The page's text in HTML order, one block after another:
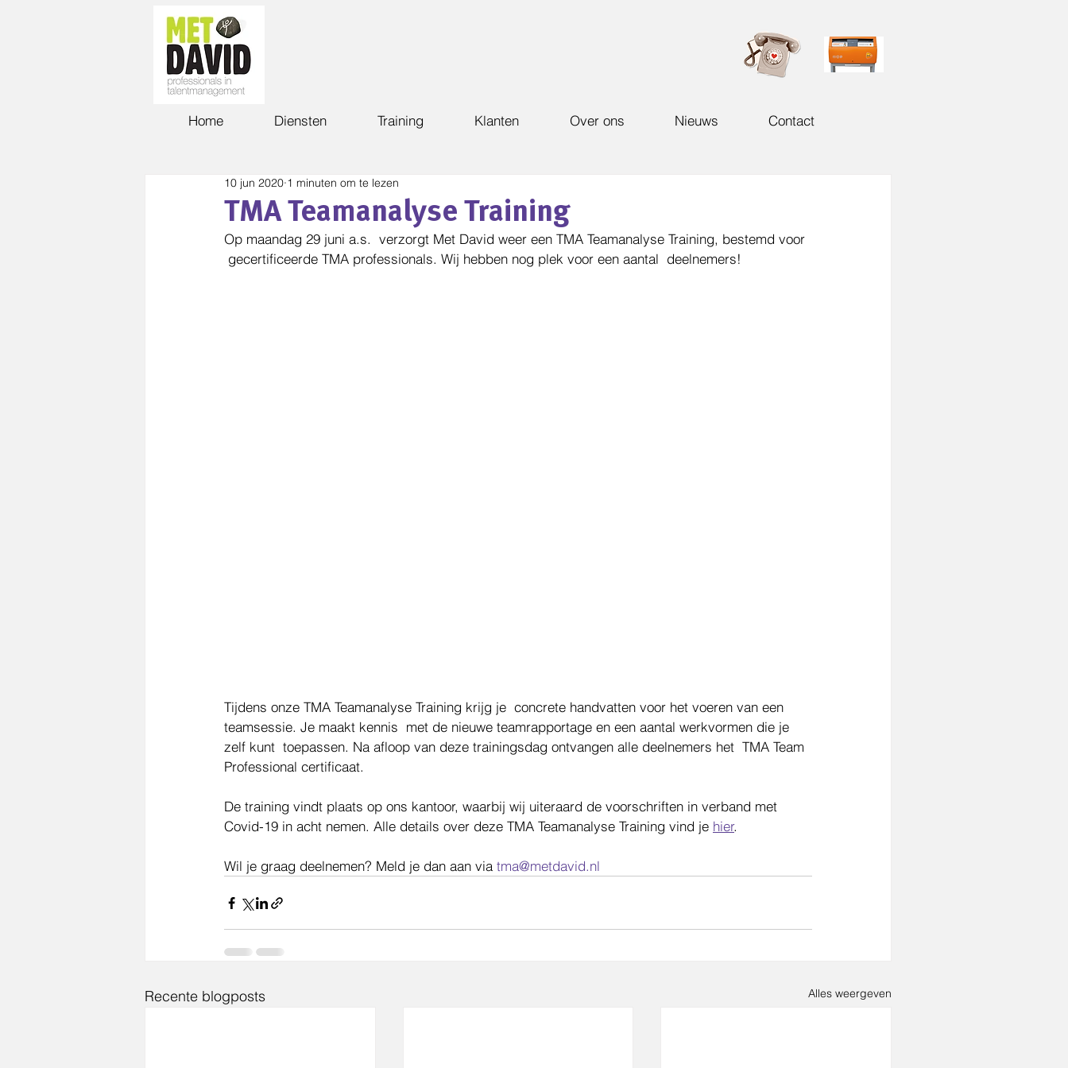
Home Diensten Training Klanten Over ons Nieuws Contact
TMA Teamanalyse Training
10 jun 2020 1 minuten om te lezen
Op maandag 29 juni a.s.  verzorgt Met David weer een TMA Teamanalyse Training, bestemd voor
gecertificeerde TMA professionals. Wij hebben nog plek voor een aantal  deelnemers!
Tijdens onze TMA Teamanalyse Training krijg je  concrete handvatten voor het voeren van een
teamsessie. Je maakt kennis  met de nieuwe teamrapportage en een aantal werkvormen die je
zelf kunt  toepassen. Na afloop van deze trainingsdag ontvangen alle deelnemers het  TMA Team
Professional certificaat.
De training vindt plaats op ons kantoor, waarbij wij uiteraard de voorschriften in verband met
Covid-19 in acht nemen. Alle details over deze TMA Teamanalyse Training vind je hier.
Wil je graag deelnemen? Meld je dan aan via tma@metdavid.nl
Recente blogposts Alles weergeven